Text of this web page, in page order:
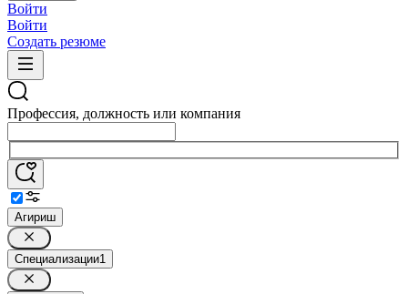
Войти
Войти
Создать резюме
Профессия, должность или компания
Агириш
Специализации1